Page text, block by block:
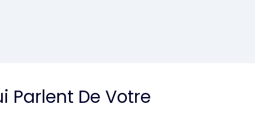
Parlent De Votre